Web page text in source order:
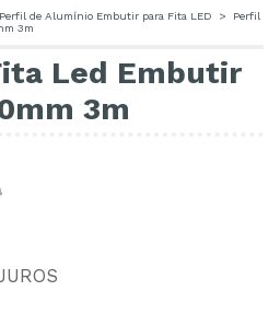
Perfil de Alumínio Embutir para Fita LED >
Perfil
3m
Led Embutir
3m